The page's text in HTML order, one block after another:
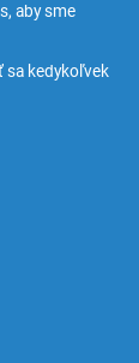
aby sme
sa kedykoľvek